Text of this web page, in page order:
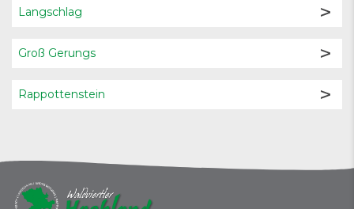
Langschlag
Groß Gerungs
Rappottenstein